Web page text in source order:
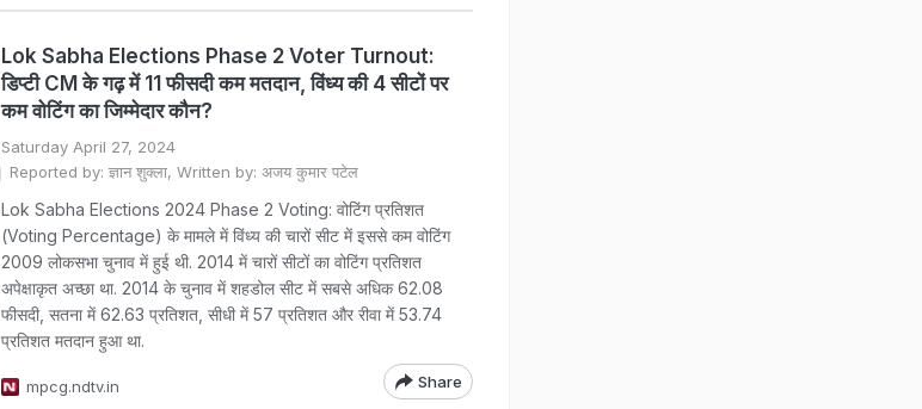
Lok Sabha Elections Phase 2 Voter Turnout:
डिप्टी CM के गढ़ में 11 फीसदी कम मतदान, विंध्य की 4 सीटों पर
कम वोटिंग का जिम्मेदार कौन?
Saturday April 27, 2024
Reported by: ज्ञान शुक्ला, Written by: अजय कुमार पटेल
Lok Sabha Elections 2024 Phase 2 Voting: वोटिंग प्रतिशत
(Voting Percentage) के मामले में विंध्य की चारों सीट में इससे कम वोटिंग
2009 लोकसभा चुनाव में हुई थी. 2014 में चारों सीटों का वोटिंग प्रतिशत
अपेक्षाकृत अच्छा था. 2014 के चुनाव में शहडोल सीट में सबसे अधिक 62.08
फीसदी, सतना में 62.63 प्रतिशत, सीधी में 57 प्रतिशत और रीवा में 53.74
प्रतिशत मतदान हुआ था.
mpcg.ndtv.in Share